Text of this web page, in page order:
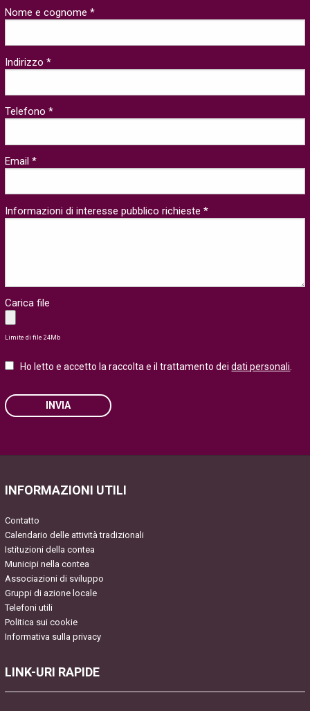
Nome e cognome *
Indirizzo *
Telefono *
Email *
Informazioni di interesse pubblico richieste *
Carica file
Limite di file 24Mb
Ho letto e accetto la raccolta e il trattamento deidati personali.
INVIA
INFORMAZIONI UTILI
Contatto
Calendario delle attività tradizionali
Istituzioni della contea
Municipi nella contea
Associazioni di sviluppo
Gruppi di azione locale
Telefoni utili
Politica sui cookie
Informativa sulla privacy
LINK-URI RAPIDE